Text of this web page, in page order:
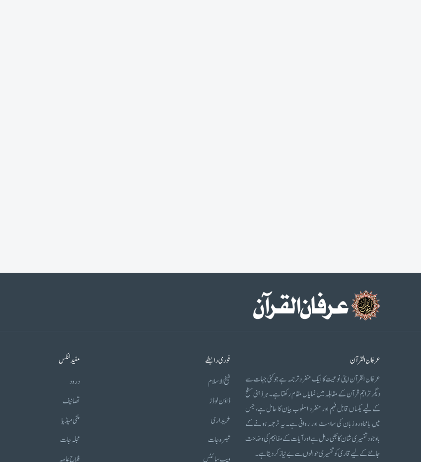
عرفان القرآن
عرفان القرآن اپنی نوعیت کا ایک منفرد ترجمہ ہے جو کئی جہات سے
دیگر تراجم قرآن کے مقابلہ میں نمایاں مقام رکھتا ہے۔ ہر ذہنی سطح
کے لیے یکساں قابل فہم اور منفرد اسلوب بیان کا حامل ہے، جس
میں بامحاورہ زبان کی سلاست اور روانی ہے۔ یہ ترجمہ ہونے کے
باوجود تفسیری شان کا بھی حامل ہے اور آیات کے مفاہیم کی وضاحت
جاننے کے لیے قاری کو تفسیری حوالوں سے بے نیاز کر دیتا ہے۔
فوری رابطے
شیخ الاسلام
ڈاؤن لوڈز
خریداری
تبصرہ جات
ویب سائٹس
مفید لنکس
درود
تصانیف
ملٹی میڈیا
مجلہ جات
فلاح عامہ